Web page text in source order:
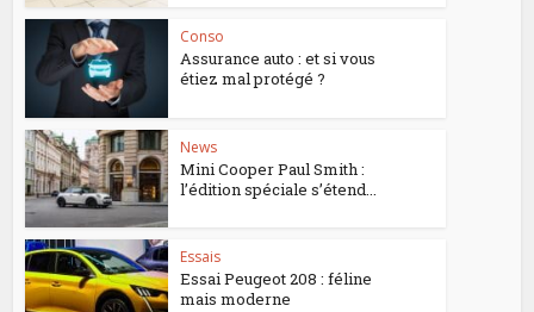
Conso
Assurance auto : et si vous
étiez mal protégé ?
News
Mini Cooper Paul Smith :
l’édition spéciale s’étend...
Essais
Essai Peugeot 208 : féline
mais moderne